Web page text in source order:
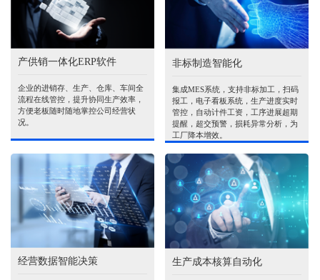
产供销一体化ERP软件
企业的进销存、生产、仓库、车间全
流程在线管控，提升协同生产效率，
方便老板随时随地掌控公司经营状
况。
非标制造智能化
集成MES系统，支持非标加工，扫码
报工，电子看板系统，生产进度实时
管控，自动计件工资，工序进展超期
提醒，超交预警，损耗异常分析，为
工厂降本增效。
经营数据智能决策 生产成本核算自动化